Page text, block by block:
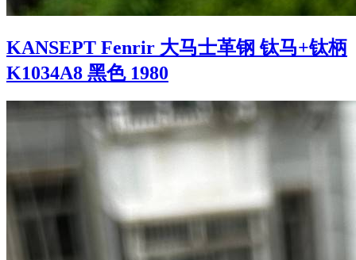
KANSEPT Fenrir 大马士革钢 钛马+钛柄
K1034A8 黑色 1980